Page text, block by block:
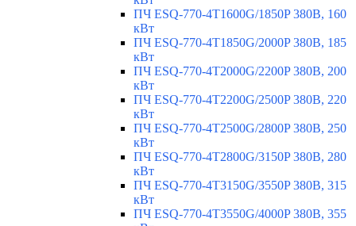
ПЧ ESQ-770-4T1600G/1850P 380В, 160
кВт
ПЧ ESQ-770-4T1850G/2000P 380В, 185
кВт
ПЧ ESQ-770-4T2000G/2200P 380В, 200
кВт
ПЧ ESQ-770-4T2200G/2500P 380В, 220
кВт
ПЧ ESQ-770-4T2500G/2800P 380В, 250
кВт
ПЧ ESQ-770-4T2800G/3150P 380В, 280
кВт
ПЧ ESQ-770-4T3150G/3550P 380В, 315
кВт
ПЧ ESQ-770-4T3550G/4000P 380В, 355